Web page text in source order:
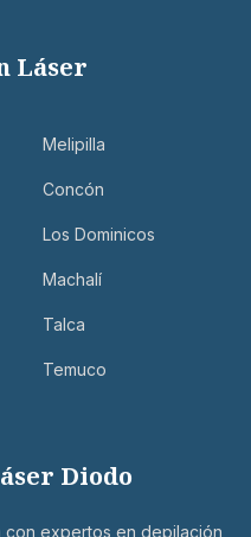
Láser
Melipilla
Concón
Los Dominicos
Machalí
Talca
Temuco
Diodo
con expertos en depilación